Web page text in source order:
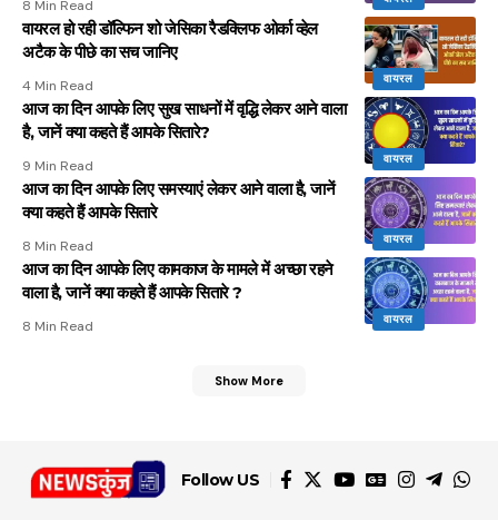
8 Min Read
वायरल
वायरल हो रही डॉल्फिन शो जेसिका रैडक्लिफ ओर्का व्हेल
अटैक के पीछे का सच जानिए
4 Min Read
वायरल
आज का दिन आपके लिए सुख साधनों में वृद्धि लेकर आने वाला
है, जानें क्या कहते हैं आपके सितारे?
9 Min Read
वायरल
आज का दिन आपके लिए समस्याएं लेकर आने वाला है, जानें
क्या कहते हैं आपके सितारे
8 Min Read
वायरल
आज का दिन आपके लिए कामकाज के मामले में अच्छा रहने
वाला है, जानें क्या कहते हैं आपके सितारे ?
8 Min Read
Show More
Follow US